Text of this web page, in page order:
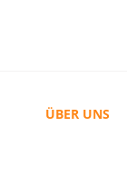
ÜBER UNS